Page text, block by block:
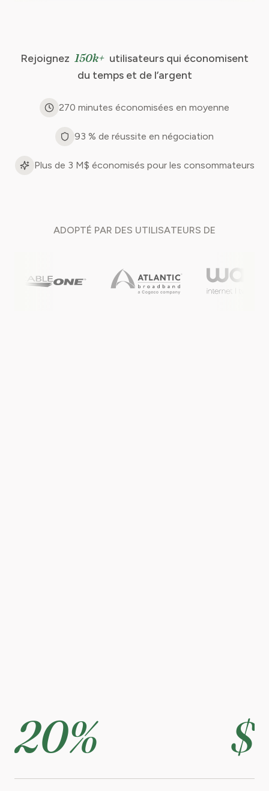
Rejoignez 150k+ utilisateurs qui économisent
du temps et de l’argent
270 minutes économisées en moyenne
93 % de réussite en négociation
Plus de 3 M$ économisés pour les consommateurs
ADOPTÉ PAR DES UTILISATEURS DE
20%